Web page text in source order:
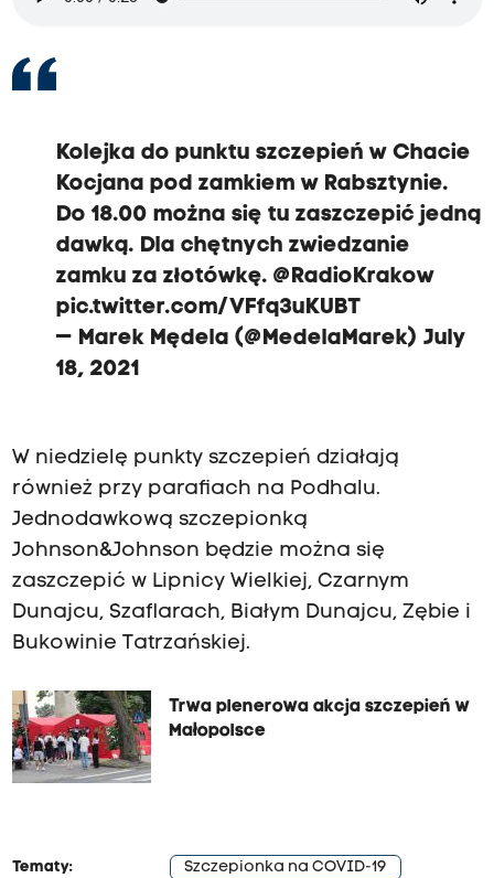
Kolejka do punktu szczepień w Chacie
Kocjana pod zamkiem w Rabsztynie.
Do 18.00 można się tu zaszczepić jedną
dawką. Dla chętnych zwiedzanie
zamku za złotówkę. @RadioKrakow
pic.twitter.com/VFfq3uKUBT
— Marek Mędela (@MedelaMarek) July
18, 2021
W niedzielę punkty szczepień działają
również przy parafiach na Podhalu.
Jednodawkową szczepionką
Johnson&Johnson będzie można się
zaszczepić w Lipnicy Wielkiej, Czarnym
Dunajcu, Szaflarach, Białym Dunajcu, Zębie i
Bukowinie Tatrzańskiej.
Trwa plenerowa akcja szczepień w
Małopolsce
Tematy:
Szczepionka na COVID-19